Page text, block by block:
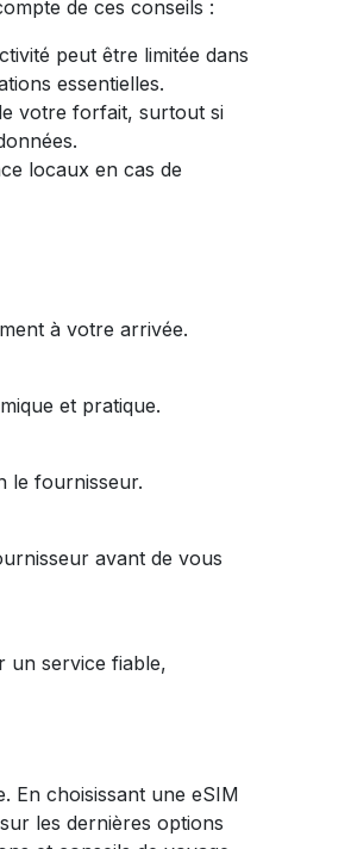
de ces conseils :
peut être limitée dans
essentielles.
votre forfait, surtout si
locaux en cas de
à votre arrivée.
et pratique.
le fournisseur.
avant de vous
un service fiable,
En choisissant une eSIM
les dernières options